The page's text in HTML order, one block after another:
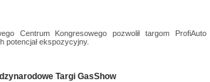
Centrum Kongresowego pozwolił targom ProfiAuto
potencjał ekspozycyjny.
Targi GasShow